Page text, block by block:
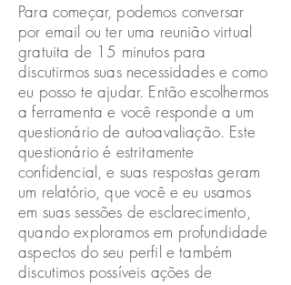
Para começar, podemos conversar
por email ou ter uma reunião virtual
gratuita de 15 minutos para
discutirmos suas necessidades e como
eu posso te ajudar. Então escolhermos
a ferramenta e você responde a um
questionário de autoavaliação. Este
questionário é estritamente
confidencial, e suas respostas geram
um relatório, que você e eu usamos
em suas sessões de esclarecimento,
quando exploramos em profundidade
aspectos do seu perfil e também
discutimos possíveis ações de